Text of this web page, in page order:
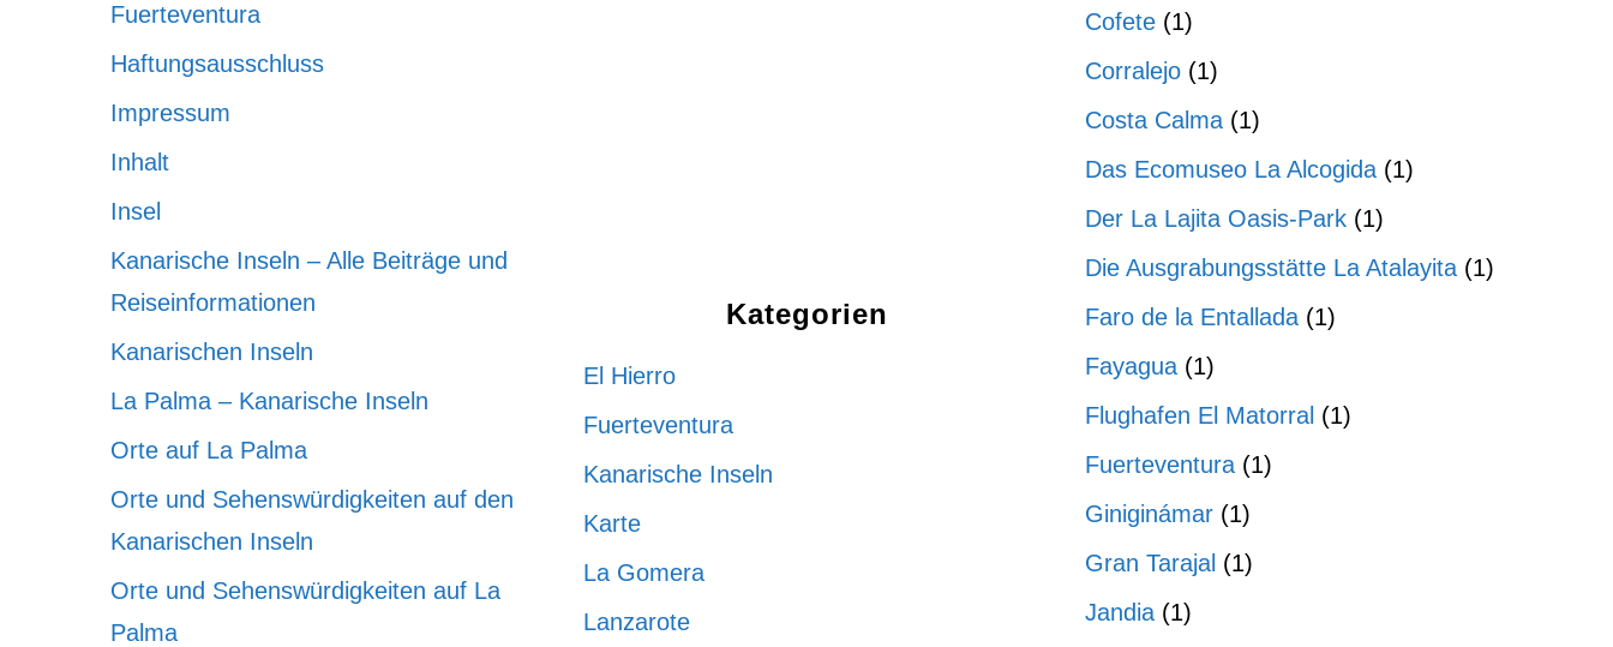
Fuerteventura
Haftungsausschluss
Impressum
Inhalt
Insel
Kanarische Inseln – Alle Beiträge und
Reiseinformationen
Kanarischen Inseln
La Palma – Kanarische Inseln
Orte auf La Palma
Orte und Sehenswürdigkeiten auf den
Kanarischen Inseln
Orte und Sehenswürdigkeiten auf La
Palma
Kategorien
El Hierro
Fuerteventura
Kanarische Inseln
Karte
La Gomera
Lanzarote
Cofete (1)
Corralejo (1)
Costa Calma (1)
Das Ecomuseo La Alcogida (1)
Der La Lajita Oasis-Park (1)
Die Ausgrabungsstätte La Atalayita (1)
Faro de la Entallada (1)
Fayagua (1)
Flughafen El Matorral (1)
Fuerteventura (1)
Giniginámar (1)
Gran Tarajal (1)
Jandia (1)